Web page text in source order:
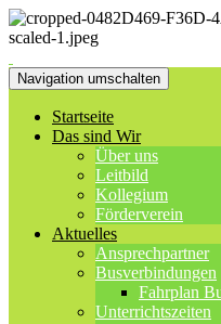
Navigation umschalten
Startseite
Das sind Wir
Über uns
Leitbild
Kollegium
Förderverein
Aktuelles
Ansprechpartner
Busverbindungen
Fahrplan
Unterrichtszeiten